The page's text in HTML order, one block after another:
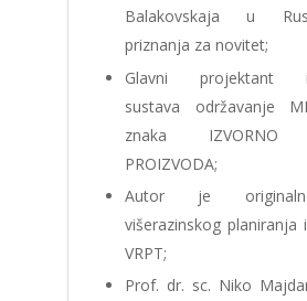
Balakovskaja u
priznanja za novitet;
Glavni projektant
sustava održavanje
znaka IZVORNO
PROIZVODA;
Autor je
višerazinskog
VRPT;
Prof. dr. sc. Niko